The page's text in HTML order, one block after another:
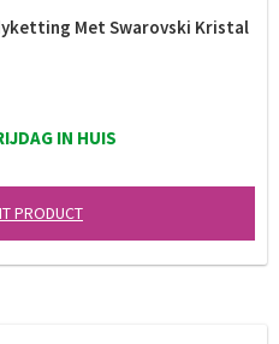
Met Swarovski Kristal
IN HUIS
PRODUCT